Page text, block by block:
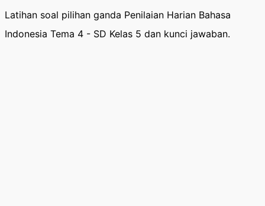
Latihan soal pilihan ganda Penilaian Harian Bahasa
Indonesia Tema 4 - SD Kelas 5 dan kunci jawaban.